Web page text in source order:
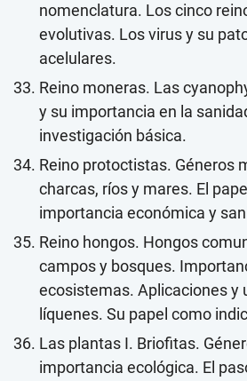
nomenclatura. Los cinco
evolutivas. Los virus y su
acelulares.
Reino moneras. Las
y su importancia en la
investigación básica.
Reino protoctistas. Géneros
charcas, ríos y mares. El
importancia económica y
Reino hongos. Hongos
campos y bosques.
ecosistemas. Aplicaciones y
líquenes. Su papel como
Las plantas I. Briofitas.
importancia ecológica. El